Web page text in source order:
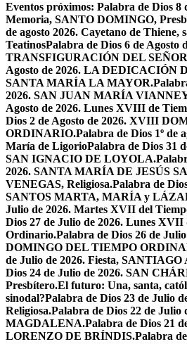
Eventos próximos: Palabra de Dios 8
Memoria, SANTO DOMINGO,
de agosto 2026. Cayetano de Thiene,
TeatinosPalabra de Dios 6 de Agosto
TRANSFIGURACIÓN DEL
Agosto de 2026. LA DEDICACIÓN
SANTA MARÍA LA MAYOR.
2026. SAN JUAN MARÍA
Agosto de 2026. Lunes XVIII de
Dios 2 de Agosto de 2026. XVIII
ORDINARIO.Palabra de Dios 1º de
María de LigorioPalabra de Dios 31
SAN IGNACIO DE LOYOLA.
2026. SANTA MARÍA DE JESÚS
VENEGAS, Religiosa.Palabra de
SANTOS MARTA, MARÍA y
Julio de 2026. Martes XVII del
Dios 27 de Julio de 2026. Lunes XVII
Ordinario.Palabra de Dios 26 de
DOMINGO DEL TIEMPO
de Julio de 2026. Fiesta, SANTIAGO
Dios 24 de Julio de 2026. SAN
Presbítero.El futuro: Una, santa,
sinodal?Palabra de Dios 23 de Julio
Religiosa.Palabra de Dios 22 de
MAGDALENA.Palabra de Dios 21
LORENZO DE BRÍNDIS.Palabra